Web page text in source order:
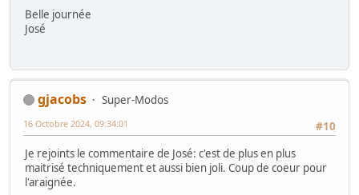
Belle journée
José
gjacobs
Super-Modos
#10
16 Octobre 2024, 09:34:01
Je rejoints le commentaire de José: c'est de plus en plus
maitrisé techniquement et aussi bien joli. Coup de coeur pour
l'araignée.